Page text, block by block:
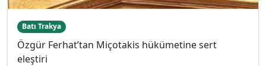
Batı Trakya
Özgür Ferhat’tan Miçotakis hükümetine sert
eleştiri